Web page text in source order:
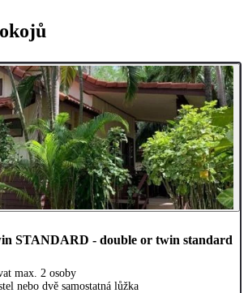
STANDARD - double or twin standard
max. 2 osoby
nebo dvě samostatná lůžka